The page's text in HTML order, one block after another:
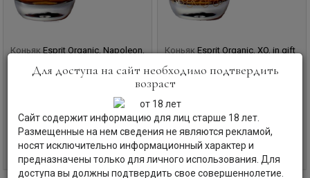
КоньякEsprit Organic, Napoleon,
Эспри Органик, Наполеон, в п/у
Код товара: БТ-71611
10 500 рубВ корзину
КоньякEsprit Organic, XO, in gift
box, 0.7 л.
Эспри Органик, XO, в п/у
Код товара: БТ-71612
17 255 рубВ корзину
Для доступа на сайт необходимо подтвердить
возраст
Сайт содержит информацию для лиц старше 18 лет.
Размещенные на нем сведения не являются рекламой,
носят исключительно информационный характер и
предназначены только для личного использования. Для
доступа вы должны подтвердить свое совершеннолетие.